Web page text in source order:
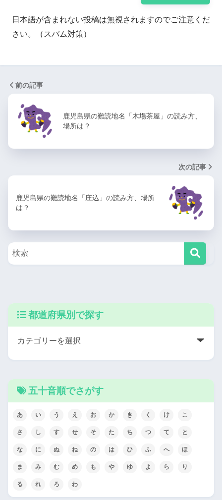
日本語が含まれない投稿は無視されますのでご注意くだ
さい。（スパム対策）
前の記事
鹿児島県の難読地名「木場茶屋」の読み方、
場所は？
次の記事
鹿児島県の難読地名「庄込」の読み方、場所
は？
都道府県別で探す
五十音順でさがす
あ い う え お か き く け こ
さ し す せ そ た ち つ て と
な に ぬ ね の は ひ ふ へ ほ
ま み む め も や ゆ よ ら り
る れ ろ わ